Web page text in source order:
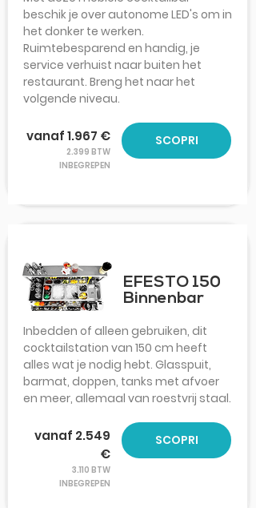
beschik je over autonome LED's om in
het donker te werken.
Ruimtebesparend en handig, je
service verhuist naar buiten het
restaurant. Breng het naar het
volgende niveau.
vanaf 1.967 €
2.399 BTW
INBEGREPEN
SCOPRI
EFESTO 150
Binnenbar
Inbedden of alleen gebruiken, dit
cocktailstation van 150 cm heeft
alles wat je nodig hebt. Glasspuit,
barmat, doppen, tanks met afvoer
en meer, allemaal van roestvrij staal.
vanaf 2.549
€
3.110 BTW
INBEGREPEN
SCOPRI